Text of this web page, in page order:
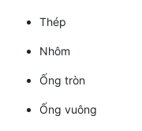
Thép
Nhôm
Ống tròn
Ống vuông